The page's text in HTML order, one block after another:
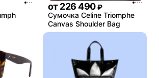
от226 490 ₽
Сумочка Celine Triomphe
Canvas Shoulder Bag